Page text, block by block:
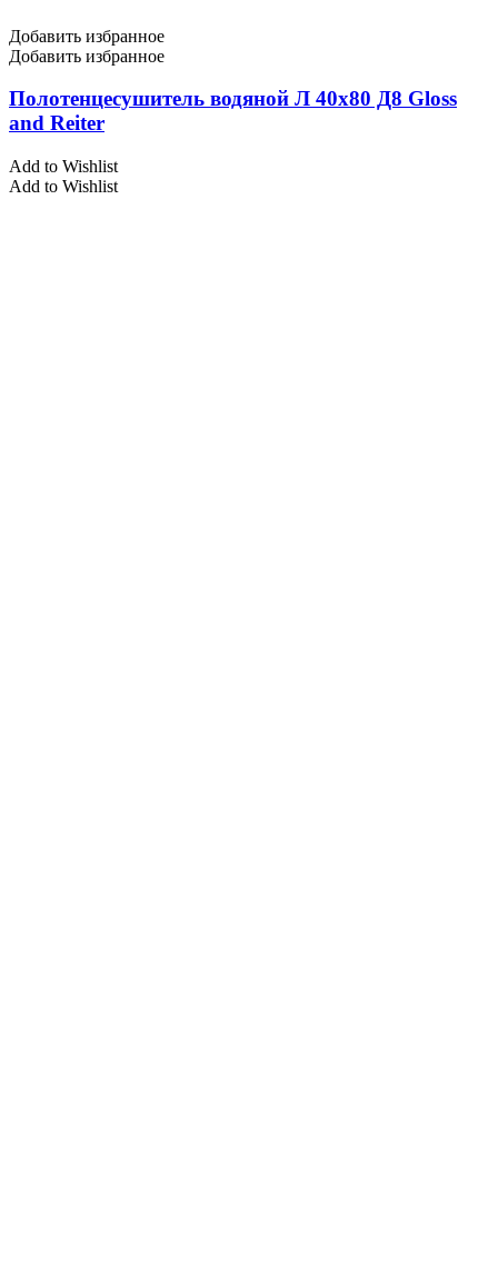
Добавить избранное
Добавить избранное
Полотенцесушитель водяной Л 40х80 Д8 Gloss
and Reiter
Add to Wishlist
Add to Wishlist